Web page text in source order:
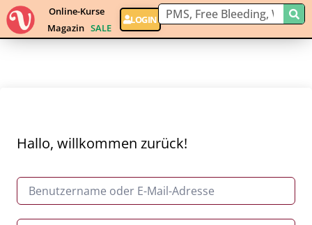
Online-Kurse
Magazin SALE
LOGIN
Hallo, willkommen zurück!